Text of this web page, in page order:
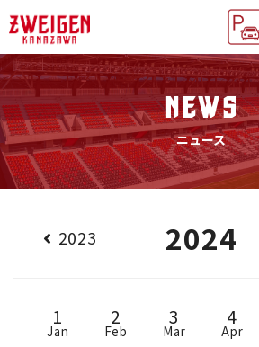
NEWS
ニュース
2023 2024
1
Jan
2
Feb
3
Mar
4
Apr